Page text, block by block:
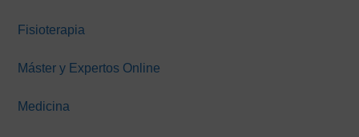
Fisioterapia
Máster y Expertos Online
Medicina